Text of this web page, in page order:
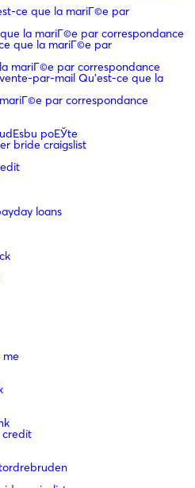
ce que la mariГ©e par
la mariГ©e par correspondance
que la mariГ©e par
mariГ©e par correspondance
par-mail Qu'est-ce que la
par correspondance
poЕЎte
bride craigslist
loans
credit